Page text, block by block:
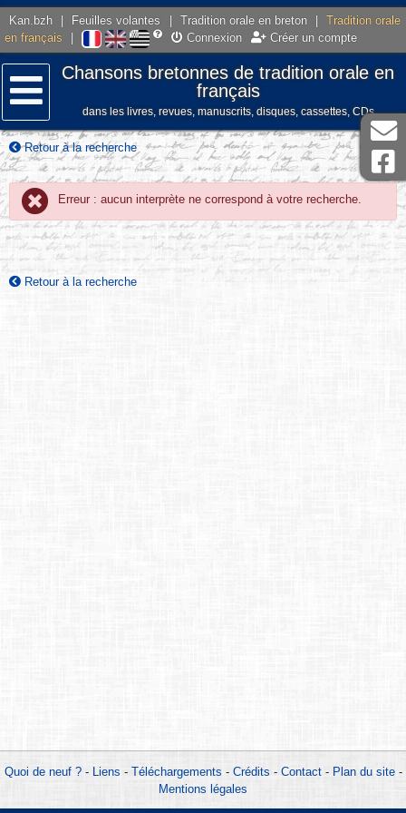
Kan.bzh Feuilles volantes Tradition orale en breton
Tradition orale
en français
Connexion Créer un compte
Menu
Chansons bretonnes de tradition orale en
français
dans les livres, revues, manuscrits, disques, cassettes, CDs
Retour à la recherche
Erreur : aucun interprète ne correspond à votre recherche.
Retour à la recherche
Quoi de neuf ?- Liens - Téléchargements - Crédits - Contact- Plan du site-
Mentions légales